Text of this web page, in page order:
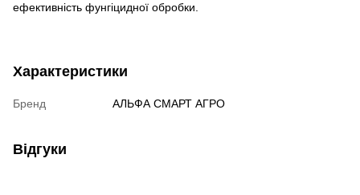
ефективність фунгіцидної обробки.
Характеристики
Бренд АЛЬФА СМАРТ АГРО
Відгуки